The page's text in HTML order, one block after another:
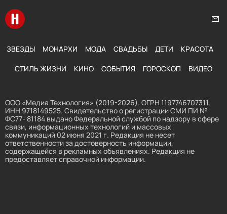
Перейти на главную
ЗВЕЗДЫ МОНАРХИ МОДА СВАДЬБЫ ДЕТИ КРАСОТА
СТИЛЬ ЖИЗНИ КИНО СОБЫТИЯ ГОРОСКОП ВИДЕО
ООО «Медиа Технология» (2019-2026). ОГРН 1197746707311,
ИНН 9718149525. Свидетельство о регистрации СМИ ПИ №
ФС77- 81184 выдано Федеральной службой по надзору в сфере
связи, информационных технологий и массовых
коммуникаций 02 июня 2021 г. Редакция не несет
ответственности за достоверность информации,
содержащейся в рекламных объявлениях. Редакция не
предоставляет справочной информации.